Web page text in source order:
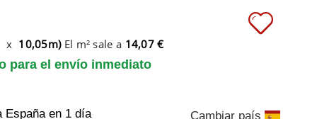
x 10,05m) El m² sale a 14,07 €
para el envío inmediato
España en 1 día Cambiar país